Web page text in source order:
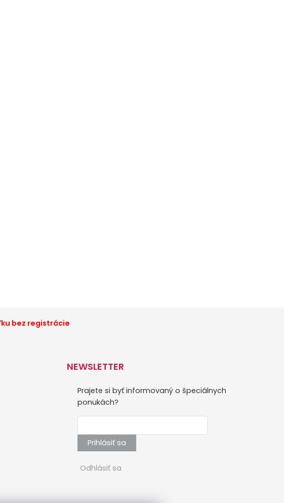
bez registrácie
NEWSLETTER
Prajete si byť informovaný o špeciálnych
ponukách?
Prihlásiť sa
Odhlásiť sa